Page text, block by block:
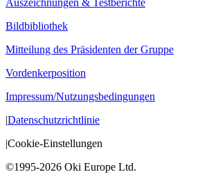
Bildbibliothek
Mitteilung des Präsidenten der Gruppe
Vordenkerposition
Impressum/Nutzungsbedingungen
|Datenschutzrichtlinie
|Cookie-Einstellungen
©1995-2026 Oki Europe Ltd.